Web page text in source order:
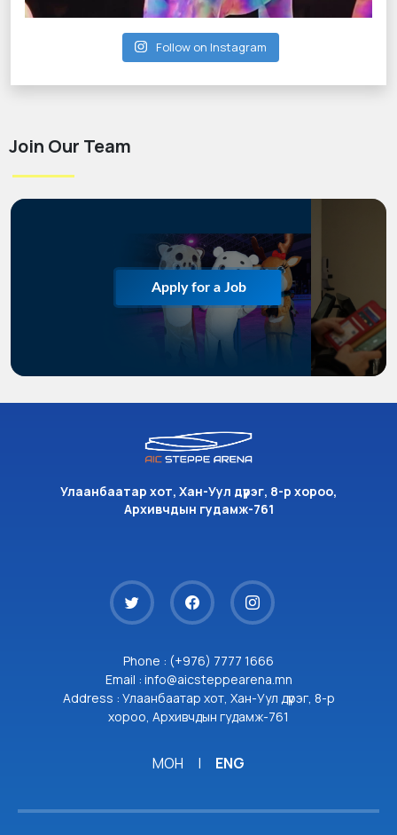
Follow on Instagram
Join Our Team
Apply for a Job
Улаанбаатар хот, Хан-Уул дүүрэг, 8-р хороо,
Архивчдын гудамж-761
Phone : (+976) 7777 1666
Email : info@aicsteppearena.mn
Address : Улаанбаатар хот, Хан-Уул дүүрэг, 8-р
хороо, Архивчдын гудамж-761
МОН | ENG